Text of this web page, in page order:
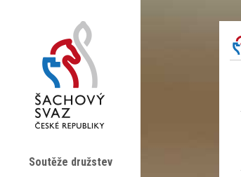
Soutěže družstev